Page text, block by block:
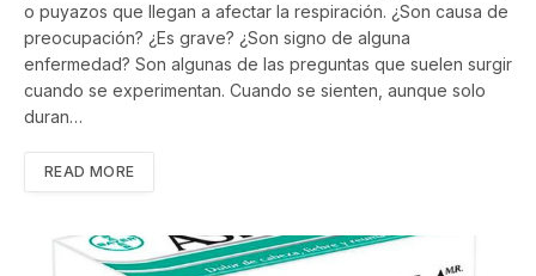
o puyazos que llegan a afectar la respiración. ¿Son causa de
preocupación? ¿Es grave? ¿Son signo de alguna
enfermedad? Son algunas de las preguntas que suelen surgir
cuando se experimentan. Cuando se sienten, aunque solo
duran…
READ MORE